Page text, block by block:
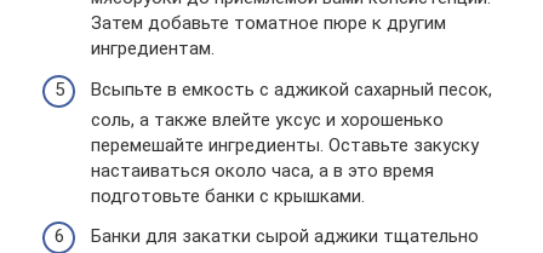
Затем добавьте томатное пюре к другим
ингредиентам.
Всыпьте в емкость с аджикой сахарный песок,
соль, а также влейте уксус и хорошенько
перемешайте ингредиенты. Оставьте закуску
настаиваться около часа, а в это время
подготовьте банки с крышками.
Банки для закатки сырой аджики тщательно